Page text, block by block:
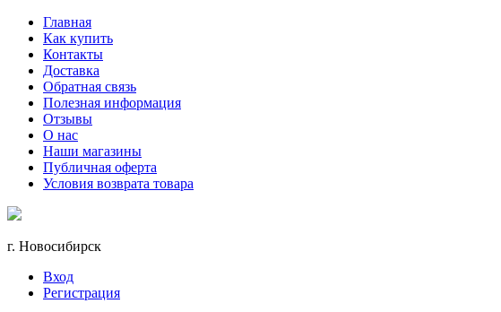
Главная
Как купить
Контакты
Доставка
Обратная связь
Полезная информация
Отзывы
О нас
Наши магазины
Публичная оферта
Условия возврата товара
г. Новосибирск
Вход
Регистрация